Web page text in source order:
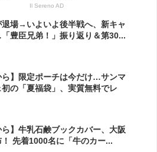
Il Sereno AD
退場→いよいよ後半戦へ、新キャ
豊臣兄弟！」振り返り＆第30...
ら】限定ポーチは今だけ…サンマ
の「夏福袋」、実質無料でレ
ら】牛乳石鹸ブックカバー、大阪
先着1000名に「牛のカー...